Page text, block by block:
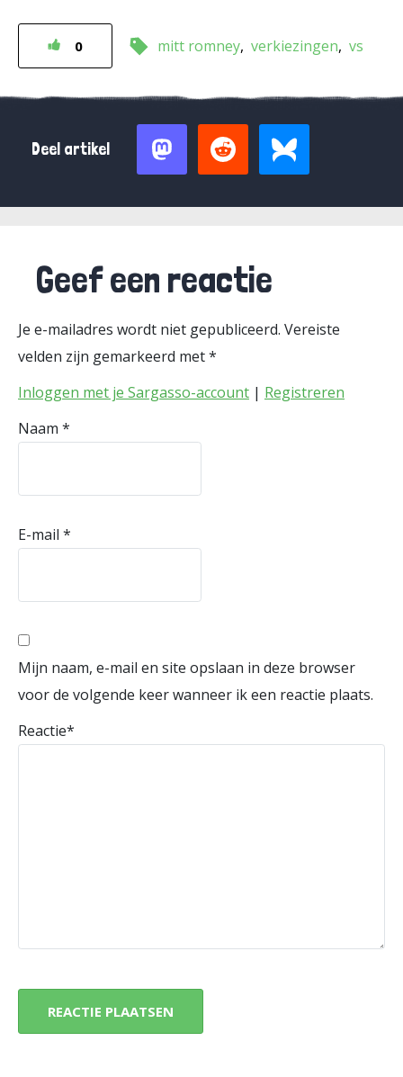
0 mitt romney verkiezingen vs
Deel artikel
Geef een reactie
Je e-mailadres wordt niet gepubliceerd. Vereiste
velden zijn gemarkeerd met*
Inloggen met je Sargasso-account | Registreren
Naam *
E-mail *
Mijn naam, e-mail en site opslaan in deze browser
voor de volgende keer wanneer ik een reactie plaats.
Reactie*